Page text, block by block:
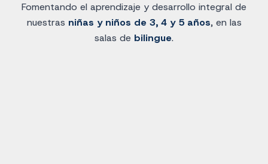
Fomentando el aprendizaje y desarrollo integral de
nuestras niñas y niños de 3, 4 y 5 años, en las
salas de bilingue.